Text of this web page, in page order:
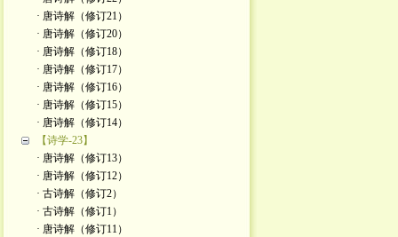
· 唐诗解（修订21）
· 唐诗解（修订20）
· 唐诗解（修订18）
· 唐诗解（修订17）
· 唐诗解（修订16）
· 唐诗解（修订15）
· 唐诗解（修订14）
【诗学-23】
· 唐诗解（修订13）
· 唐诗解（修订12）
· 古诗解（修订2）
· 古诗解（修订1）
· 唐诗解（修订11）